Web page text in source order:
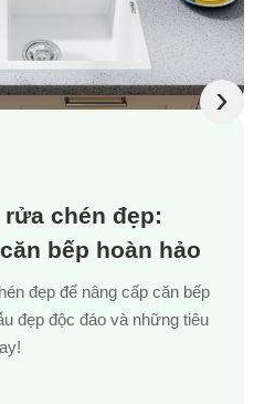
chén đẹp:
bếp hoàn hảo
đẹp để nâng cấp căn bếp
đẹp độc đáo và những tiêu
›